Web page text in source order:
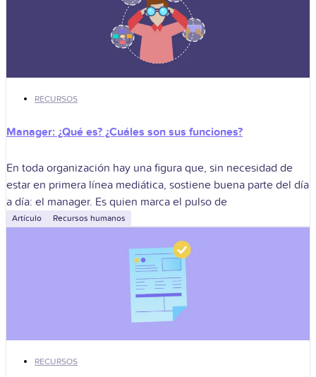
RECURSOS
Manager: ¿Qué es? ¿Cuáles son sus funciones?
En toda organización hay una figura que, sin necesidad de
estar en primera línea mediática, sostiene buena parte del día
a día: el manager. Es quien marca el pulso de
Artículo Recursos humanos
RECURSOS